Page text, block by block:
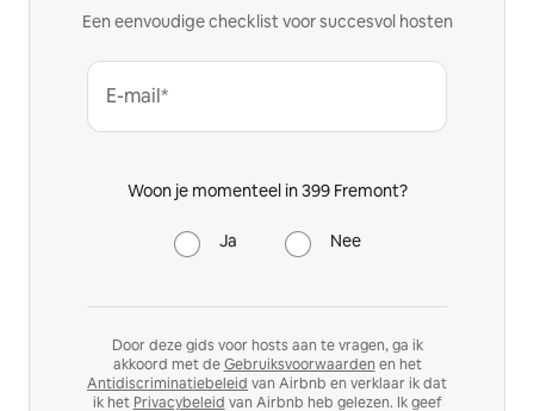
Een eenvoudige checklist voor succesvol hosten
E-mail*
Woon je momenteel in 399 Fremont?
Ja Nee
Door deze gids voor hosts aan te vragen, ga ik
akkoord met deGebruiksvoorwaarden en het
Antidiscriminatiebeleid van Airbnb en verklaar ik dat
ik het Privacybeleid van Airbnb heb gelezen. Ik geef